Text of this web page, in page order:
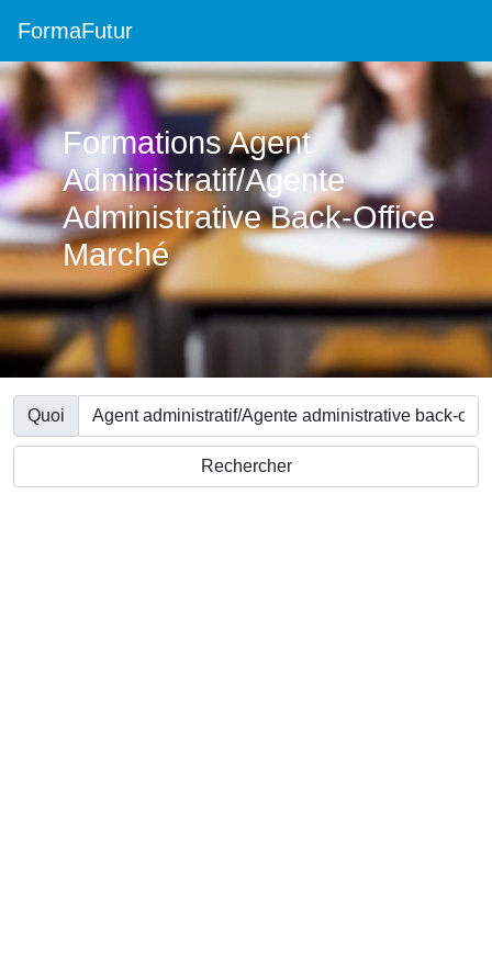
FormaFutur
Formations Agent
Administratif/Agente
Administrative Back-Office
Marché
Quoi